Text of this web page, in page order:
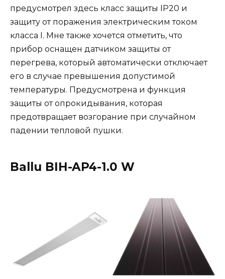
предусмотрел здесь класс защиты IP20 и
защиту от поражения электрическим током
класса I. Мне также хочется отметить, что
прибор оснащен датчиком защиты от
перегрева, который автоматически отключает
его в случае превышения допустимой
температуры. Предусмотрена и функция
защиты от опрокидывания, которая
предотвращает возгорание при случайном
падении тепловой пушки.
Ballu BIH-AP4-1.0 W